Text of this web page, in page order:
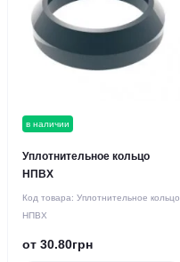
в наличии
Уплотнительное кольцо
НПВХ
Код товара: Уплотнительное кольцо
НПВХ
от 30.80грн